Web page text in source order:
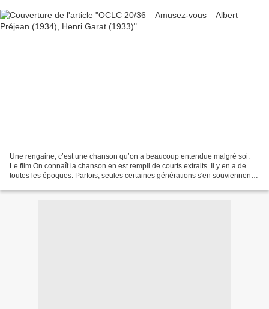
Une rengaine, c’est une chanson qu’on a beaucoup entendue malgré soi.
Le film On connaît la chanson en est rempli de courts extraits. Il y en a de
toutes les époques. Parfois, seules certaines générations s'en souviennent.